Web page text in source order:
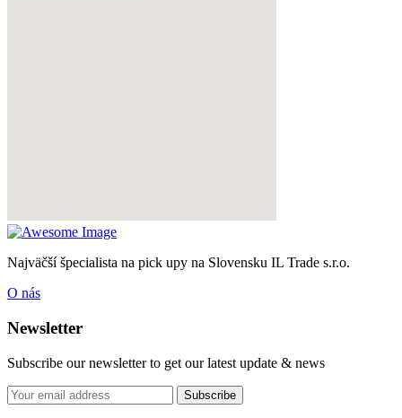
Najväčší špecialista na pick upy na Slovensku IL Trade s.r.o.
O nás
Newsletter
Subscribe our newsletter to get our latest update & news
Subscribe